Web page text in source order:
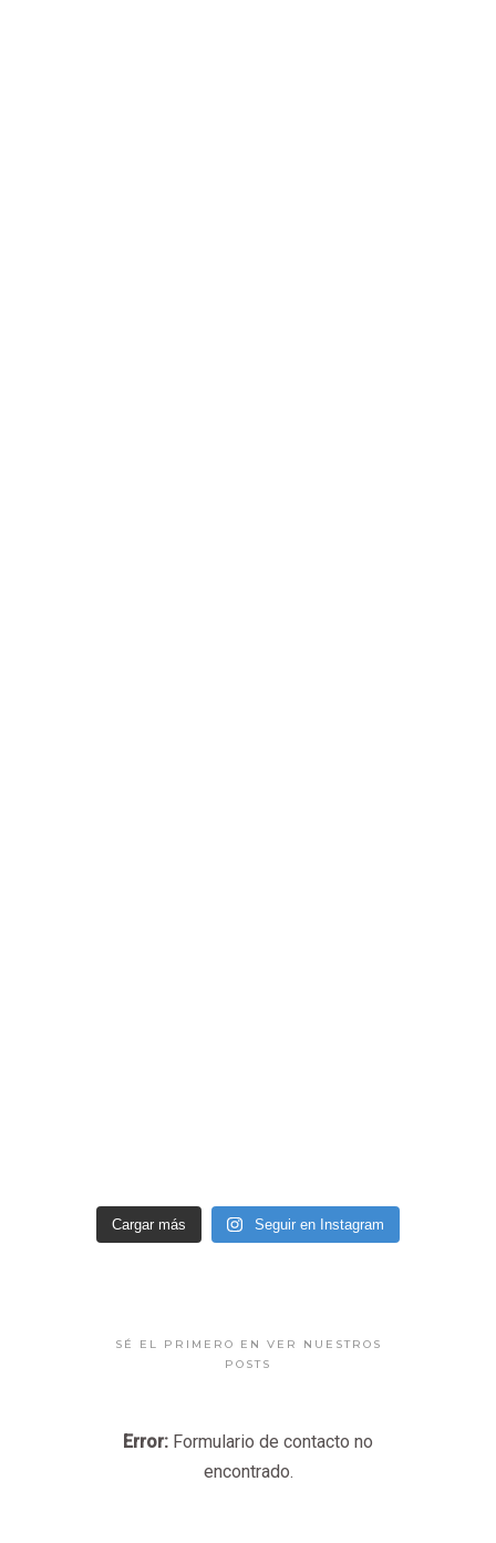
Cargar más Seguir en Instagram
SÉ EL PRIMERO EN VER NUESTROS
POSTS
Error: Formulario de contacto no
encontrado.